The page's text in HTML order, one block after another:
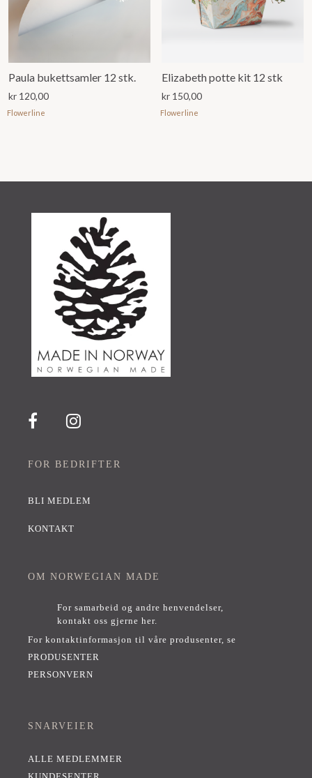
Paula bukettsamler 12 stk.
kr 120,00
Flowerline
Elizabeth potte kit 12 stk
kr 150,00
Flowerline
FOR BEDRIFTER
BLI MEDLEM
KONTAKT
OM NORWEGIAN MADE
For samarbeid og andre henvendelser,
kontakt oss gjerne her.
For kontaktinformasjon til våre produsenter, se
PRODUSENTER
PERSONVERN
SNARVEIER
ALLE MEDLEMMER